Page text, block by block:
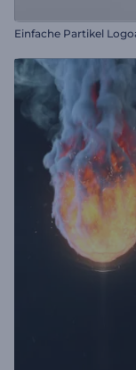
Einfache Partikel